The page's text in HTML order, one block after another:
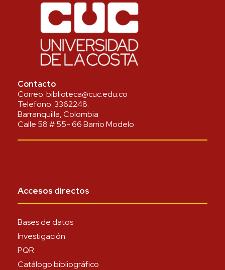
Contacto
Correo:biblioteca@cuc.edu.co
Telefono:3362248.
Barranquilla, Colombia
Calle 58 # 55- 66 Barrio Modelo
Accesos directos
Bases de datos
Investigación
PQR
Catálogo bibliográfico